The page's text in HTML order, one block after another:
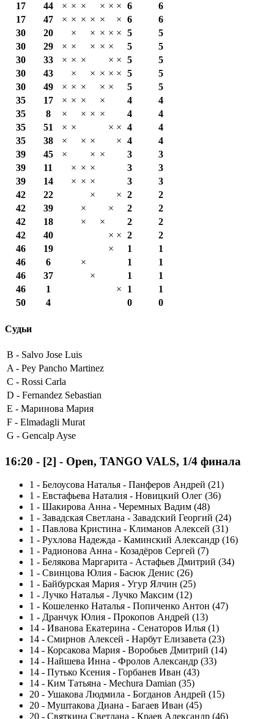
17
44 × × × × × × 6
6
17
47 × × × × × × 6
6
30
20 × × × × × 5
5
30
29 × × × × × 5
5
30
33 × × × × × 5
5
30
43 × × × × × 5
5
30
49 × × × × × 5
5
35
17 × × × × 4
4
35
8 × × × × 4
4
35
51 × × × × 4
4
35
38 × × × × 4
4
39
45 × × × 3
3
39
11 × × × 3
3
39
14 × × × 3
3
42
22 × × 2
2
42
39 × × 2
2
42
18 × × 2
2
42
40 × × 2
2
46
19 × 1
1
46
6 × 1
1
46
37 × 1
1
46
1 × 1
1
50
4 0 0
Судьи
B - Salvo Jose Luis
A - Pey Pancho Martinez
C - Rossi Carla
D - Fernandez Sebastian
E - Маринова Мария
F - Elmadagli Murat
G - Gencalp Ayse
16:20 - [2] - Open, TANGO VALS, 1/4 финала
1 - Белоусова Наталья - Панферов Андрей (21)
1 - Евстафьева Наталия - Новицкий Олег (36)
1 - Шакирова Анна - Черемных Вадим (48)
1 - Завадская Светлана - Завадский Георгий (24)
1 - Павлова Кристина - Климанов Алексей (31)
1 - Рухлова Надежда - Каминский Александр (16)
1 - Радионова Анна - Козадёров Сергей (7)
1 - Белякова Маргарита - Астафьев Дмитрий (34)
1 - Свинцова Юлия - Басюк Денис (26)
1 - Байбурская Мария - Угур Ялчин (25)
1 - Лучко Наталья - Лучко Максим (12)
1 - Кошеленко Наталья - Попиченко Антон (47)
1 - Дранчук Юлия - Прокопов Андрей (13)
14 - Иванова Екатерина - Сенаторов Илья (1)
14 - Смирнов Алексей - Нарбут Елизавета (23)
14 - Корсакова Мария - Воробьев Дмитрий (14)
14 - Найшева Инна - Фролов Александр (33)
14 - Путько Ксения - Горбанев Иван (43)
14 - Ким Татьяна - Mechura Damian (35)
20 - Ушакова Людмила - Богданов Андрей (15)
20 - Муштакова Диана - Багаев Иван (45)
20 - Святкина Светлана - Краев Александр (46)